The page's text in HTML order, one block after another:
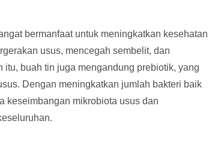
bermanfaat untuk meningkatkan kesehatan
usus, mencegah sembelit, dan
buah tin juga mengandung prebiotik, yang
Dengan meningkatkan jumlah bakteri baik
keseimbangan mikrobiota usus dan